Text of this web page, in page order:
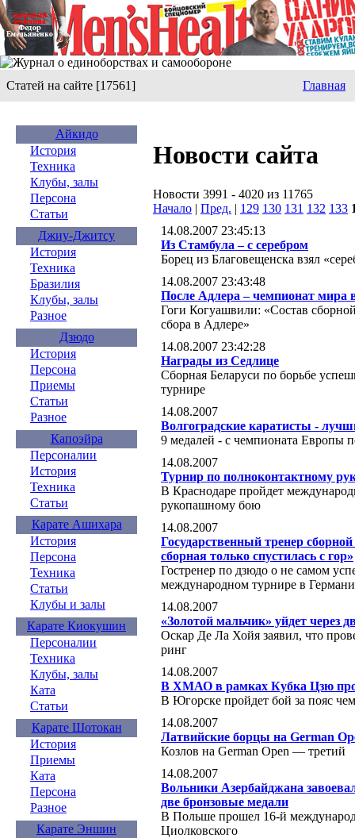
Статей на сайте [17561] Главная
Айкидо
История
Техника
Клубы, залы
Персона
Статьи
Джиу-Джитсу
История
Техника
Бразилия
Клубы, залы
Разное
Дзюдо
История
Персона
Приемы
Статьи
Разное
Капоэйра
Персоналии
История
Техника
Статьи
Карате Ашихара
История
Персона
Техника
Статьи
Клубы и залы
Карате Киокушин
Персоналии
Техника
Клубы, залы
Ката
Статьи
Карате Шотокан
История
Приемы
Ката
Персона
Разное
Карате Эншин
Новости сайта
Новости 3991 - 4020 из 11765
Начало | Пред. | 129 130 131 132 133
14.08.2007 23:45:13
Из Стамбула – с серебром
Борец из Благовещенска взял
14.08.2007 23:43:48
После Адлера – чемпионат мира
Гоги Когуашвили: «Состав
сбора в Адлере»
14.08.2007 23:42:28
Награды из Седлице
Сборная Беларуси по борьбе
турнире
14.08.2007
Волгоградские каратисты -
9 медалей - с чемпионата Европы
14.08.2007
Турнир по полноконтактному
В Краснодаре пройдет
рукопашному бою
14.08.2007
Государственный тренер
сборная только спустилась с гор»
Гостренер по дзюдо о не самом
международном турнире в
14.08.2007
«Золотой мальчик» уйдет через
Оскар Де Ла Хойя заявил, что
ринг
14.08.2007
В ХМАО в рамках Кубка Цзю
В Югорске пройдет бой за пояс
14.08.2007
Латвийские борцы на German
Козлов на German Open — третий
14.08.2007
Вольники Азербайджана
две бронзовые медали
В Польше прошел 16-й
Циолковского